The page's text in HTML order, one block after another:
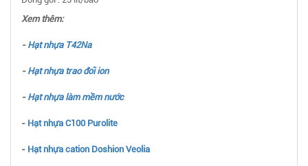
Xem thêm:
- Hạt nhựa T42Na
- Hạt nhựa trao đổi ion
- Hạt nhựa làm mềm nước
- Hạt nhựa C100 Purolite
- Hạt nhựa cation Doshion Veolia